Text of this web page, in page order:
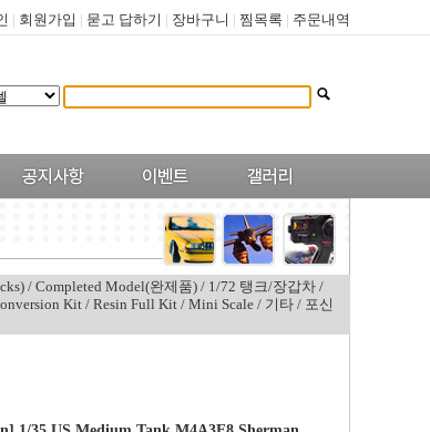
| 회원가입 | 묻고 답하기 | 장바구니 | 찜목록 | 주문내역
/ Completed Model(완제품) / 1/72 탱크/장갑차 /
Kit/ Resin Full Kit / Mini Scale / 기타 / 포신